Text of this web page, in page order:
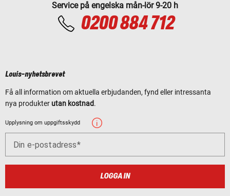
Service på engelska mån-lör 9-20 h
0200 884 712
Louis-nyhetsbrevet
Få all information om aktuella erbjudanden, fynd eller intressanta
nya produkter utan kostnad.
Upplysning om uppgiftsskydd
Din e-postadress
LOGGA IN